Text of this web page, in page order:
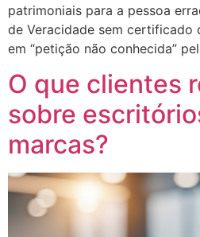
patrimoniais para a pessoa
de Veracidade sem certificado
em “petição não conhecida”
O que clientes
sobre
marcas?